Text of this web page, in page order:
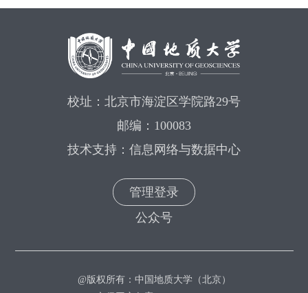
校址：北京市海淀区学院路29号
邮编：100083
技术支持：信息网络与数据中心
管理登录
公众号
@版权所有：中国地质大学（北京）